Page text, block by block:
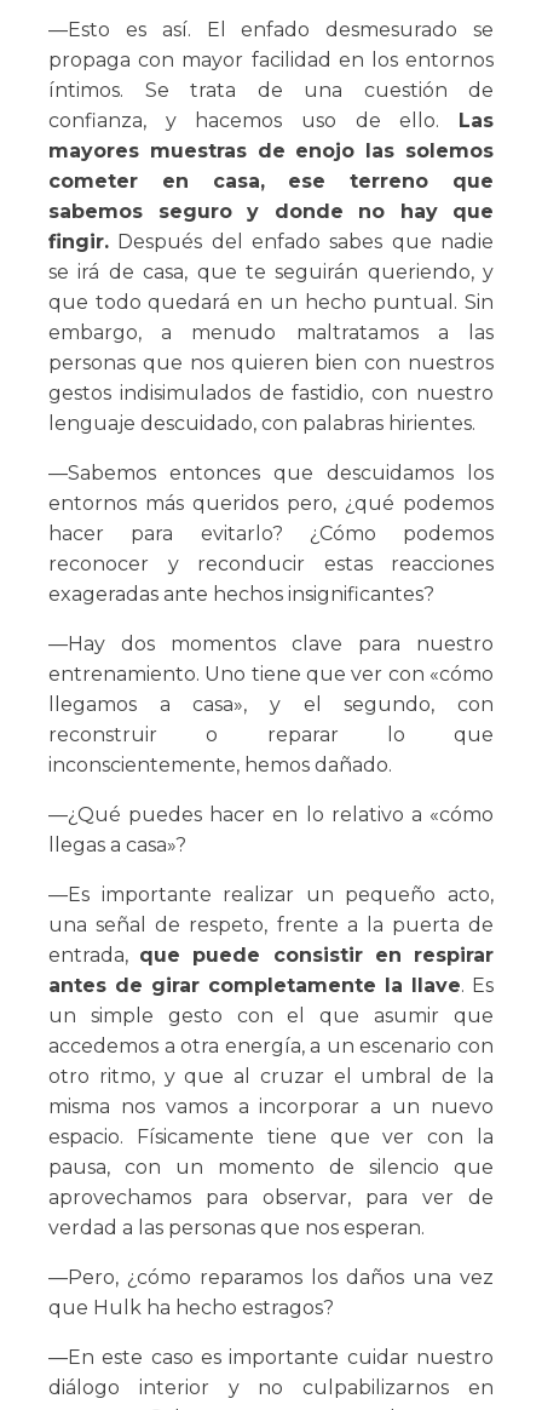
—Esto es así. El enfado desmesurado se
propaga con mayor facilidad en los entornos
íntimos. Se trata de una cuestión de
confianza, y hacemos uso de ello. Las
mayores muestras de enojo las solemos
cometer en casa, ese terreno que
sabemos seguro y donde no hay que
fingir. Después del enfado sabes que nadie
se irá de casa, que te seguirán queriendo, y
que todo quedará en un hecho puntual. Sin
embargo, a menudo maltratamos a las
personas que nos quieren bien con nuestros
gestos indisimulados de fastidio, con nuestro
lenguaje descuidado, con palabras hirientes.
—Sabemos entonces que descuidamos los
entornos más queridos pero, ¿qué podemos
hacer para evitarlo? ¿Cómo podemos
reconocer y reconducir estas reacciones
exageradas ante hechos insignificantes?
—Hay dos momentos clave para nuestro
entrenamiento. Uno tiene que ver con «cómo
llegamos a casa», y el segundo, con
reconstruir o reparar lo que
inconscientemente, hemos dañado.
—¿Qué puedes hacer en lo relativo a «cómo
llegas a casa»?
—Es importante realizar un pequeño acto,
una señal de respeto, frente a la puerta de
entrada, que puede consistir en respirar
antes de girar completamente la llave. Es
un simple gesto con el que asumir que
accedemos a otra energía, a un escenario con
otro ritmo, y que al cruzar el umbral de la
misma nos vamos a incorporar a un nuevo
espacio. Físicamente tiene que ver con la
pausa, con un momento de silencio que
aprovechamos para observar, para ver de
verdad a las personas que nos esperan.
—Pero, ¿cómo reparamos los daños una vez
que Hulk ha hecho estragos?
—En este caso es importante cuidar nuestro
diálogo interior y no culpabilizarnos en